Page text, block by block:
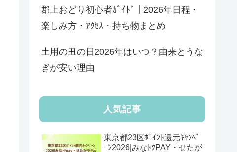
郡上おどり初心者ｶﾞｲﾄﾞ｜2026年日程・
楽しみ方・ｱｸｾｽ・持ち物まとめ
土用の丑の日2026年はいつ？由来とうな
ぎが安い理由
人気記事
東京都23区ﾎﾟｲﾝﾄ還元ｷｬﾝﾍﾟ
ｰﾝ2026|みなﾄｸPAY・せたが